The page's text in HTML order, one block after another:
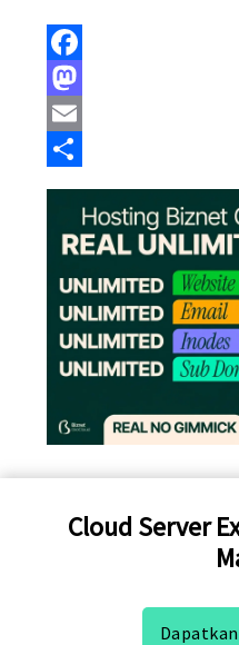
Facebook
Mastodon
Email
Share
Cloud Server